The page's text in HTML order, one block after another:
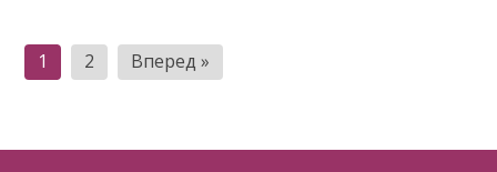
Пагинация
записей
1 2 Вперед »